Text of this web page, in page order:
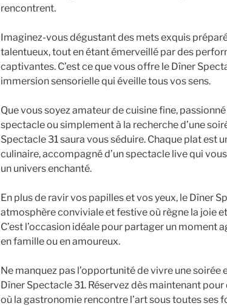
rencontrent.
Imaginez-vous dégustant des mets exquis
talentueux, tout en étant émerveillé par des
captivantes. C’est ce que vous offre le Dîner
immersion sensorielle qui éveille tous vos sens.
Que vous soyez amateur de cuisine fine,
spectacle ou simplement à la recherche d’une
Spectacle 31 saura vous séduire. Chaque plat est
culinaire, accompagné d’un spectacle live qui
un univers enchanté.
En plus de ravir vos papilles et vos yeux, le Dîner
atmosphère conviviale et festive où règne la joie
C’est l’occasion idéale pour partager un moment
en famille ou en amoureux.
Ne manquez pas l’opportunité de vivre une soirée
Dîner Spectacle 31. Réservez dès maintenant
où la gastronomie rencontre l’art sous toutes ses